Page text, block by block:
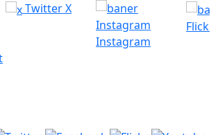
Twitter X
Instagram
Flickr